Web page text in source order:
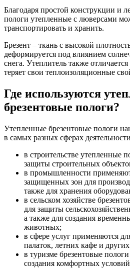
Благодаря простой конструкции и
пологи утепленные с люверсами
транспортировать и хранить.
Брезент – ткань с высокой
деформируется под влиянием
снега. Утеплитель также
теряет свои теплоизоляционные
Где используются
брезентовые пологи?
Утепленные брезентовые пологи
в самых разных сферах
в строительстве утепленные
защиты строительных
в промышленности
защищенных зон для
также для хранения
в сельском хозяйстве
для защиты
а также для создания
животных;
в сфере услуг применяются
палаток, летних кафе и
в туризме брезентовые
создания комфортных